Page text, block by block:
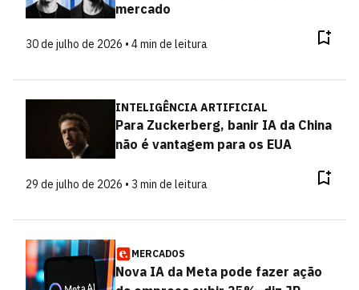
mercado
30 de julho de 2026 • 4 min de leitura
INTELIGÊNCIA ARTIFICIAL
Para Zuckerberg, banir IA da China
não é vantagem para os EUA
29 de julho de 2026 • 3 min de leitura
MERCADOS
Nova IA da Meta pode fazer ação